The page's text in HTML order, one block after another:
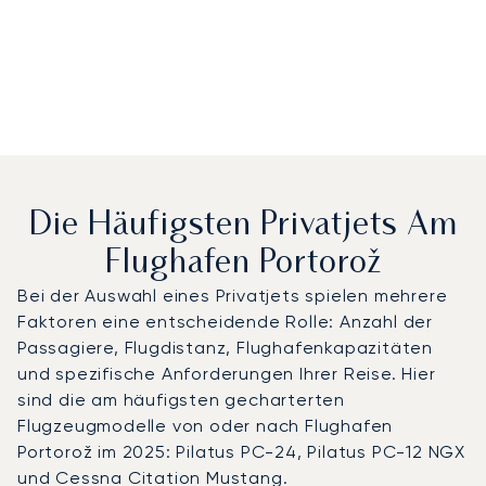
Die Häufigsten Privatjets Am
Flughafen Portorož
Bei der Auswahl eines Privatjets spielen mehrere
Faktoren eine entscheidende Rolle: Anzahl der
Passagiere, Flugdistanz, Flughafenkapazitäten
und spezifische Anforderungen Ihrer Reise. Hier
sind die am häufigsten gecharterten
Flugzeugmodelle von oder nach Flughafen
Portorož im 2025: Pilatus PC-24, Pilatus PC-12 NGX
und Cessna Citation Mustang.